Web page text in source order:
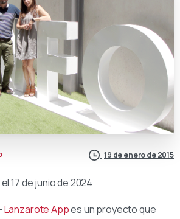
19 de enero de 2015
17 de junio de 2024
Lanzarote Appes un proyecto que